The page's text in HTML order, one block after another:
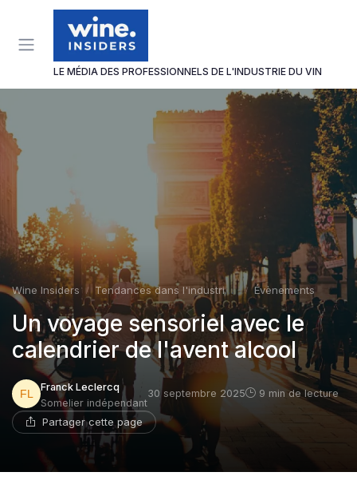
LE MÉDIA DES PROFESSIONNELS DE L'INDUSTRIE DU VIN
Wine Insiders Tendances dans l'industrie du vin Évènements
Un voyage sensoriel avec le
calendrier de l'avent alcool
Franck Leclercq
Somelier indépendant
30 septembre 2025 9 min de lecture
Partager cette page
Panneau de gestion des cookies